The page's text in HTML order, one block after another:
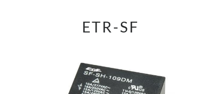
ETR-SF